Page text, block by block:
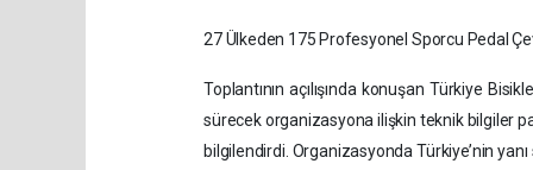
27 Ülkeden 175 Profesyonel Sporcu Pedal
Toplantının açılışında konuşan Türkiye
sürecek organizasyona ilişkin teknik bilgiler
bilgilendirdi. Organizasyonda Türkiye’nin